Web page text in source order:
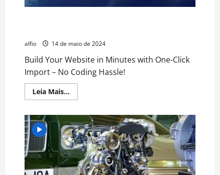
alfio 14 de maio de 2024
Build Your Website in Minutes with One-Click
Import – No Coding Hassle!
Leia Mais...Read
more
busca
dos
heróis
esquecidos
da
Segunda
Guerra
Mundial